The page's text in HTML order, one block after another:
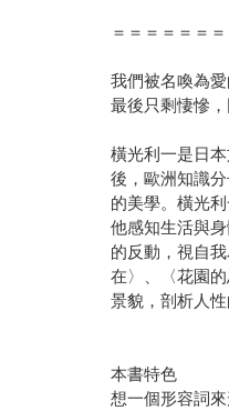
＝＝＝＝＝＝
我們被名喚為
最後只剩悽慘
橫光利一是日
後，歐洲知識
的美學。橫光
他感知生活與
的反動，視自
在〉、〈花園
景貌，剖析人
本書特色
想一個形容詞